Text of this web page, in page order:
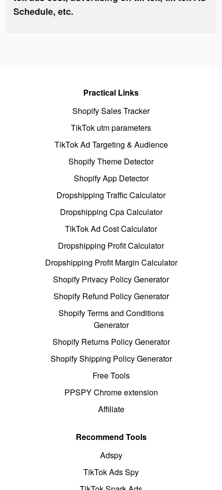
Schedule, etc.
Practical Links
Shopify Sales Tracker
TikTok utm parameters
TikTok Ad Targeting & Audience
Shopify Theme Detector
Shopify App Detector
Dropshipping Traffic Calculator
Dropshipping Cpa Calculator
TikTok Ad Cost Calculator
Dropshipping Profit Calculator
Dropshipping Profit Margin Calculator
Shopify Privacy Policy Generator
Shopify Refund Policy Generator
Shopify Terms and Conditions
Generator
Shopify Returns Policy Generator
Shopify Shipping Policy Generator
Free Tools
PPSPY Chrome extension
Affiliate
Recommend Tools
Adspy
TikTok Ads Spy